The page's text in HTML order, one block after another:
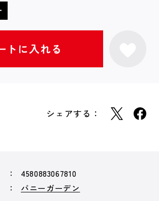
シェアする：
4580883067810
バニーガーデン